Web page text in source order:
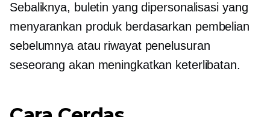
Sebaliknya, buletin yang dipersonalisasi yang
menyarankan produk berdasarkan pembelian
sebelumnya atau riwayat penelusuran
seseorang akan meningkatkan keterlibatan.